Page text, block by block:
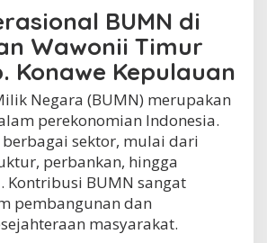
BUMN di
Wawonii Timur
Konawe Kepulauan
Negara (BUMN) merupakan
perekonomian Indonesia.
sektor, mulai dari
perbankan, hingga
Kontribusi BUMN sangat
pembangunan dan
masyarakat.